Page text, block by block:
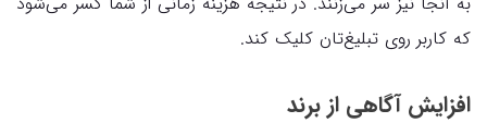
که کاربر روی تبلیغ‌تان کلیک کند.
افزایش آگاهی از برند